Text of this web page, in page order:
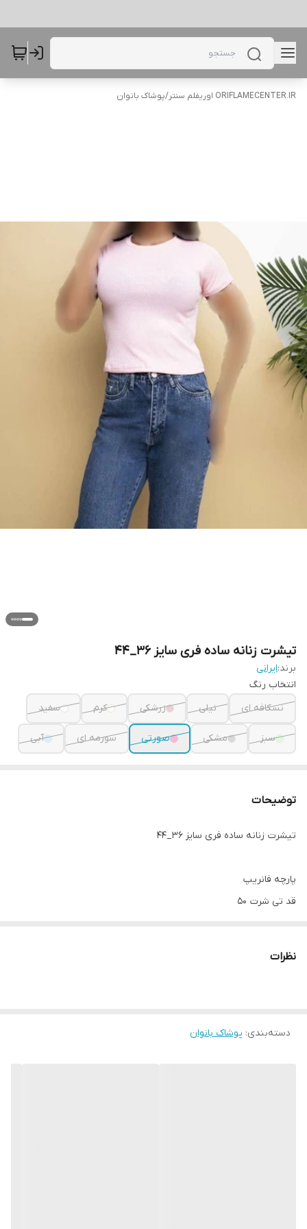
ORIFLAMECENTER.IR اوریفلم سنتر /پوشاک بانوان
تیشرت زنانه ساده فری سایز ۳۶_۴۴
برند:ایرانی
انتخاب رنگ
نسکافه ای
نیلی زرشکی کرم سفید
سبز مشکی صورتی سورمه ای آبی
توضیحات
تیشرت زنانه ساده فری سایز ۳۶_۴۴
پارچه فانریپ
قد تی شرت ۵۰
نظرات
دسته‌بندی: پوشاک بانوان